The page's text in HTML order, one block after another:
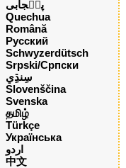
پن٘جابی
Quechua
Română
Русский
Schwyzerdütsch
Srpski/Српски
Slovenščina
Svenska
தமிழ்
Türkçe
Українська
اردو
中文